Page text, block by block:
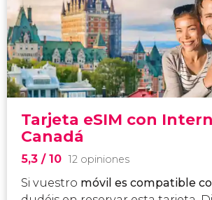
Tarjeta eSIM con
Canadá
5,3 / 10 12 opiniones
Si vuestro móvil es compatible